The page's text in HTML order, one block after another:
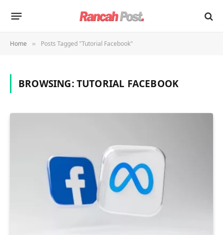
Home » Posts Tagged "Tutorial Facebook"
BROWSING:TUTORIAL FACEBOOK